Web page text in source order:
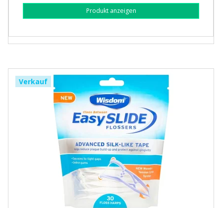
Produkt anzeigen
Verkauf